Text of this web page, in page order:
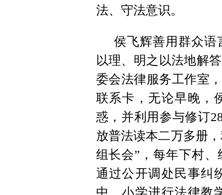
法、守法意识。
侯飞辉善用群众语
以理、明之以法地解
委会法律服务工作室
联系卡，无论早晚，
惑，并利用参与修订
放普法读本二万多册
组长会”，每年下村
通过公开调处民事纠
中、小学进行法律教